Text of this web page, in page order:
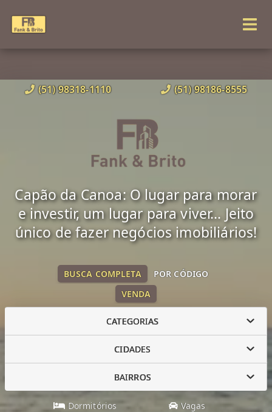
(51) 98318-1110 (51) 98186-8555
Capão da Canoa: O lugar para morar
e investir, um lugar para viver... Jeito
único de fazer negócios imobiliários!
VENDA
BUSCA COMPLETA POR CÓDIGO
CATEGORIAS
CIDADES
BAIRROS
Dormitórios Vagas